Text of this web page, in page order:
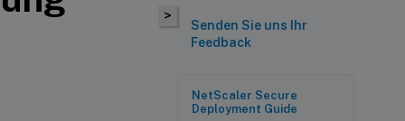
>
Senden Sie uns Ihr
Feedback
NetScaler Secure
Deployment Guide